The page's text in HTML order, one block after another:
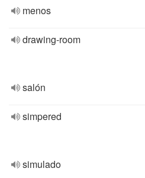
menos
drawing-room
salón
simpered
simulado